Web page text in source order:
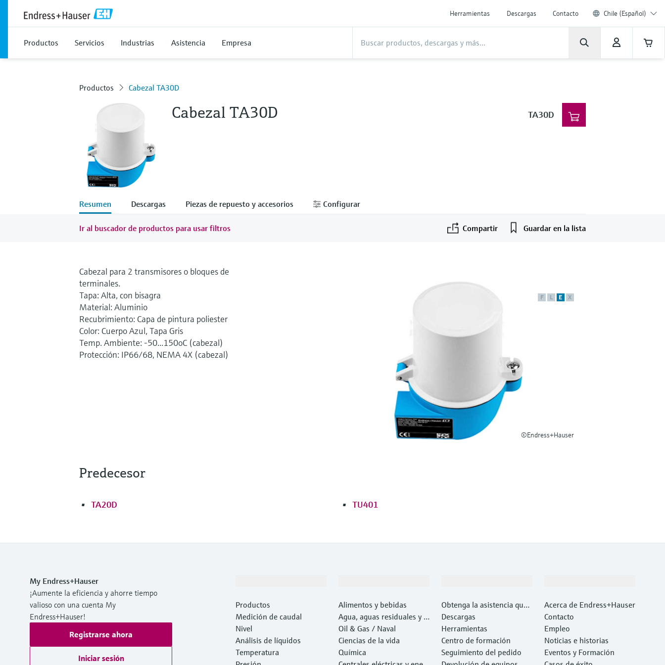
Herramientas Descargas Contacto Chile (Español)
Productos Servicios Industrias Asistencia Empresa
Productos Cabezal TA30D
Cabezal TA30D TA30D
Resumen Descargas Piezas de repuesto y accesorios Configurar
Ir al buscador de productos para usar filtros Compartir Guardar en la lista
F L E X
©Endress+Hauser
Cabezal para 2 transmisores o bloques de
terminales.
Tapa: Alta, con bisagra
Material: Aluminio
Recubrimiento: Capa de pintura poliester
Color: Cuerpo Azul, Tapa Gris
Temp. Ambiente: -50...150oC (cabezal)
Protección: IP66/68, NEMA 4X (cabezal)
Predecesor
TA20D TU401
My Endress+Hauser
¡Aumente la eficiencia y ahorre tiempo
valioso con una cuenta My
Endress+Hauser!
Registrarse ahora
Iniciar sesión
Productos
Medición de caudal
Nivel
Análisis de líquidos
Temperatura
Alimentos y bebidas
Agua, aguas residuales y r
esiduos
Oil & Gas / Naval
Ciencias de la vida
Química
Obtenga la asistencia que
necesita con rapidez
Descargas
Herramientas
Centro de formación
Seguimiento del pedido
Acerca de Endress+Hauser
Contacto
Empleo
Noticias e historias
Eventos y Formación